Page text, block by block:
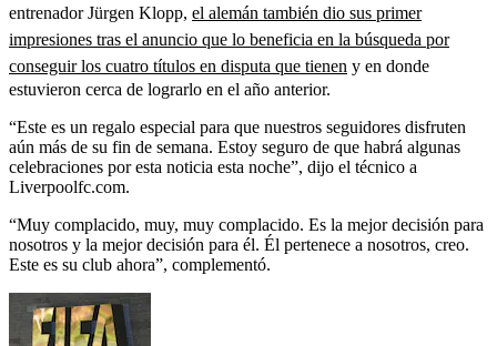
entrenador Jürgen Klopp, el alemán también dio sus primer
impresiones tras el anuncio que lo beneficia en la búsqueda por
conseguir los cuatro títulos en disputa que tienen y en donde
estuvieron cerca de lograrlo en el año anterior.
“Este es un regalo especial para que nuestros seguidores disfruten
aún más de su fin de semana. Estoy seguro de que habrá algunas
celebraciones por esta noticia esta noche”, dijo el técnico a
Liverpoolfc.com.
“Muy complacido, muy, muy complacido. Es la mejor decisión para
nosotros y la mejor decisión para él. Él pertenece a nosotros, creo.
Este es su club ahora”, complementó.